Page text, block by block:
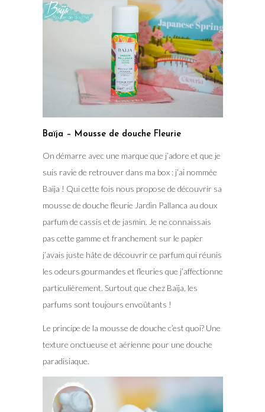
Baïja – Mousse de douche Fleurie
On démarre avec une marque que j’adore et que je
suis ravie de retrouver dans ma box : j’ai nommée
Baïja ! Qui cette fois nous propose de découvrir sa
mousse de douche fleurie Jardin Pallanca au doux
parfum de cassis et de jasmin. Je ne connaissais
pas cette gamme et franchement sur le papier
j’avais juste hâte de découvrir ce parfum qui réunis
les odeurs gourmandes et fleuries que j’affectionne
particulièrement. Surtout que chez Baïja, les
parfums sont toujours envoûtants !
Le principe de la mousse de douche c’est quoi? Une
texture onctueuse et aérienne pour une douche
paradisiaque.